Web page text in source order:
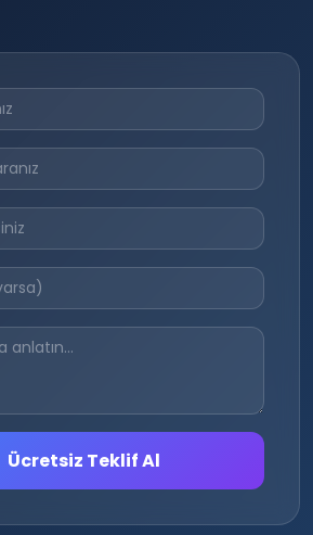
Ücretsiz Teklif Al